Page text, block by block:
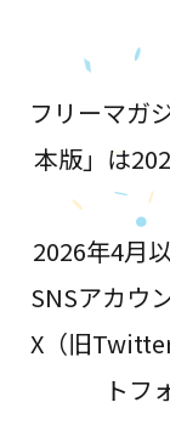
フリーマガ
本版」は
2026年4月
SNSアカウ
X（旧
トフ